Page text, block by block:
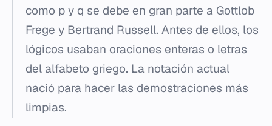
como p y q se debe en gran parte a Gottlob
Frege y Bertrand Russell. Antes de ellos, los
lógicos usaban oraciones enteras o letras
del alfabeto griego. La notación actual
nació para hacer las demostraciones más
limpias.